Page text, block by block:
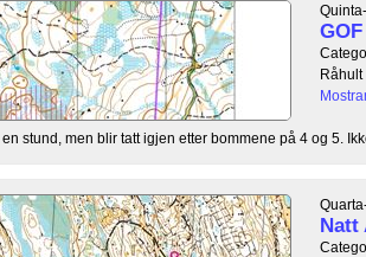
Råhult
stund, men blir tatt igjen etter bommene på 4 og 5.
Natt